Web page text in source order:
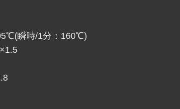
瞬時/1分：160℃)